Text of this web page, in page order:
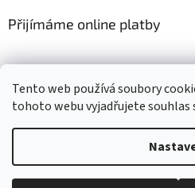
Tento web používá soubory
tohoto webu vyjadřujete souhlas
Přijímáme online platby
Vytvořil